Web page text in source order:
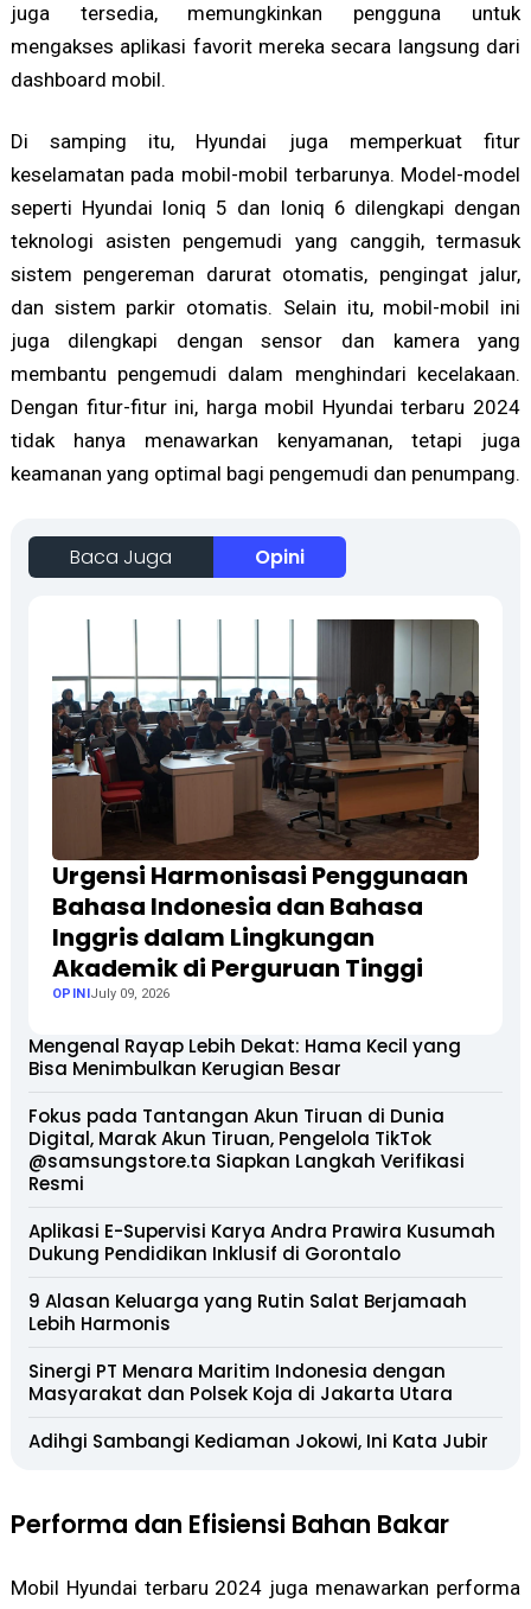
juga tersedia, memungkinkan pengguna untuk
mengakses aplikasi favorit mereka secara langsung dari
dashboard mobil.
Di samping itu, Hyundai juga memperkuat fitur
keselamatan pada mobil-mobil terbarunya. Model-model
seperti Hyundai Ioniq 5 dan Ioniq 6 dilengkapi dengan
teknologi asisten pengemudi yang canggih, termasuk
sistem pengereman darurat otomatis, pengingat jalur,
dan sistem parkir otomatis. Selain itu, mobil-mobil ini
juga dilengkapi dengan sensor dan kamera yang
membantu pengemudi dalam menghindari kecelakaan.
Dengan fitur-fitur ini, harga mobil Hyundai terbaru 2024
tidak hanya menawarkan kenyamanan, tetapi juga
keamanan yang optimal bagi pengemudi dan penumpang.
Baca Juga Opini
Urgensi Harmonisasi Penggunaan
Bahasa Indonesia dan Bahasa
Inggris dalam Lingkungan
Akademik di Perguruan Tinggi
OPINIJuly 09, 2026
Mengenal Rayap Lebih Dekat: Hama Kecil yang
Bisa Menimbulkan Kerugian Besar
Fokus pada Tantangan Akun Tiruan di Dunia
Digital, Marak Akun Tiruan, Pengelola TikTok
@samsungstore.ta Siapkan Langkah Verifikasi
Resmi
Aplikasi E-Supervisi Karya Andra Prawira Kusumah
Dukung Pendidikan Inklusif di Gorontalo
9 Alasan Keluarga yang Rutin Salat Berjamaah
Lebih Harmonis
Sinergi PT Menara Maritim Indonesia dengan
Masyarakat dan Polsek Koja di Jakarta Utara
Adihgi Sambangi Kediaman Jokowi, Ini Kata Jubir
Performa dan Efisiensi Bahan Bakar
Mobil Hyundai terbaru 2024 juga menawarkan performa